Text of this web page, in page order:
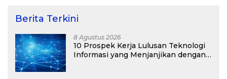
Berita Terkini
8 Agustus 2026
10 Prospek Kerja Lulusan Teknologi
Informasi yang Menjanjikan dengan